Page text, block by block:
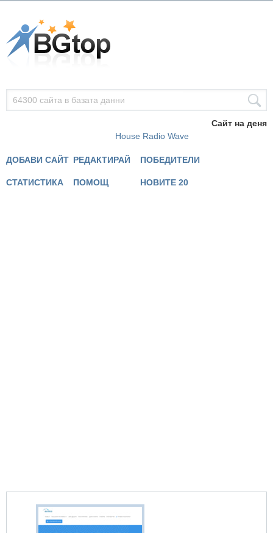
Сайт на деня
House Radio Wave
ДОБАВИ САЙТ РЕДАКТИРАЙ ПОБЕДИТЕЛИ
СТАТИСТИКА ПОМОЩ НОВИТЕ 20